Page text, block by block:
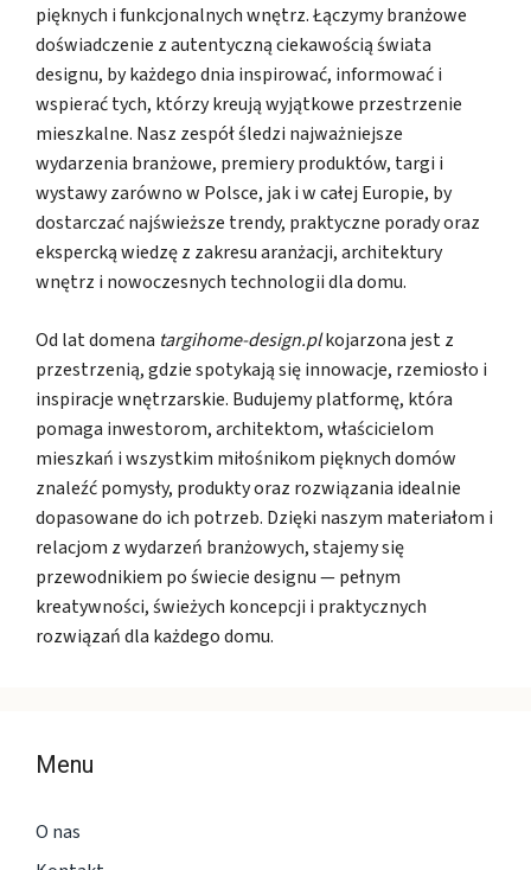
pięknych i funkcjonalnych wnętrz. Łączymy branżowe
doświadczenie z autentyczną ciekawością świata
designu, by każdego dnia inspirować, informować i
wspierać tych, którzy kreują wyjątkowe przestrzenie
mieszkalne. Nasz zespół śledzi najważniejsze
wydarzenia branżowe, premiery produktów, targi i
wystawy zarówno w Polsce, jak i w całej Europie, by
dostarczać najświeższe trendy, praktyczne porady oraz
ekspercką wiedzę z zakresu aranżacji, architektury
wnętrz i nowoczesnych technologii dla domu.
Od lat domena targihome-design.plkojarzona jest z
przestrzenią, gdzie spotykają się innowacje, rzemiosło i
inspiracje wnętrzarskie. Budujemy platformę, która
pomaga inwestorom, architektom, właścicielom
mieszkań i wszystkim miłośnikom pięknych domów
znaleźć pomysły, produkty oraz rozwiązania idealnie
dopasowane do ich potrzeb. Dzięki naszym materiałom i
relacjom z wydarzeń branżowych, stajemy się
przewodnikiem po świecie designu — pełnym
kreatywności, świeżych koncepcji i praktycznych
rozwiązań dla każdego domu.
Menu
O nas